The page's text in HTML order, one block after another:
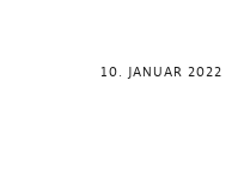
10. JANUAR 2022